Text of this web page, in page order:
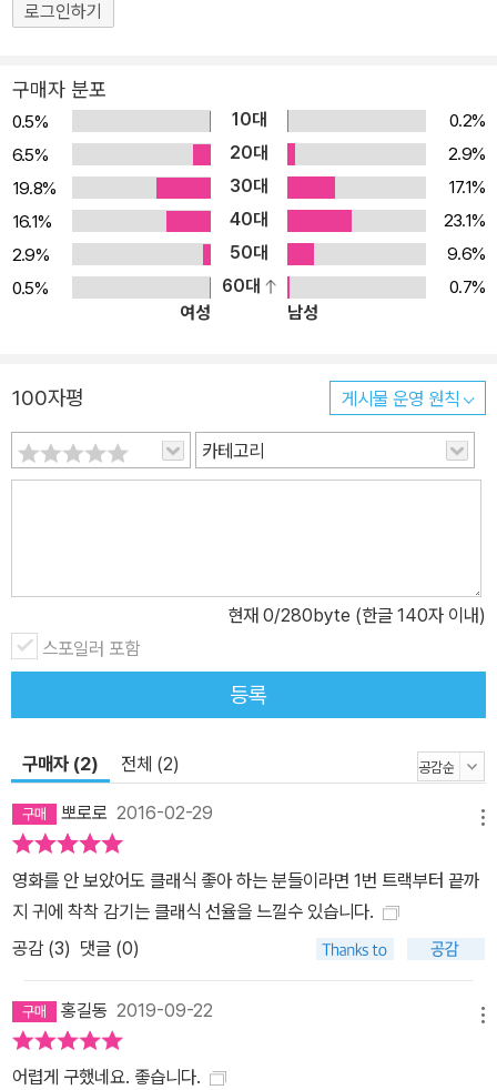
매우 강조했고 그의 노력으로 인해 16세기 스페인의 거장들과 17세
로그인하기
구매자 분포
0.5% 10대
0.2%
6.5%
20대
2.9%
19.8%
30대
17.1%
16.1%
40대
23.1%
2.9%
50대
9.6%
0.5%
60대
0.7%
여성
남성
100자평 게시물 운영 원칙
카테고리
현재 0/280byte (한글 140자 이내)
스포일러 포함
등록
구매자 (2) 전체 (2)
뽀로로 2016-02-29
영화를 안 보았어도 클래식 좋아 하는 분들이라면 1번 트랙부터 끝까
지 귀에 착착 감기는 클래식 선율을 느낄수 있습니다.
공감 (3) 댓글 (0)
홍길동 2019-09-22
어렵게 구했네요. 좋습니다.